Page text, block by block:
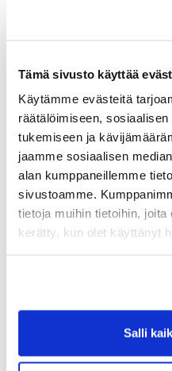
Tämä sivusto käyttää
Käytämme evästeitä
räätälöimiseen,
tukemiseen ja
jaamme sosiaalisen
alan kumppaneillemme
sivustoamme.
tietoja muihin tietoihin,
kerätty, kun olet käyttänyt
Salli
Haastajatour M50 ja
tueta.
Yhteyshenkilö on Kari